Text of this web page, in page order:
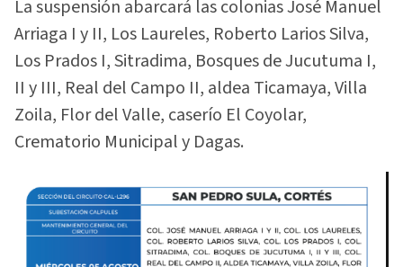
La suspensión abarcará las colonias José Manuel
Arriaga I y II, Los Laureles, Roberto Larios Silva,
Los Prados I, Sitradima, Bosques de Jucutuma I,
II y III, Real del Campo II, aldea Ticamaya, Villa
Zoila, Flor del Valle, caserío El Coyolar,
Crematorio Municipal y Dagas.